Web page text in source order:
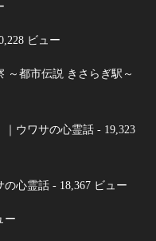
ビュー
～都市伝説 きさらぎ駅～
｜ウワサの心霊話 - 19,323
の心霊話 - 18,367 ビュー
ー